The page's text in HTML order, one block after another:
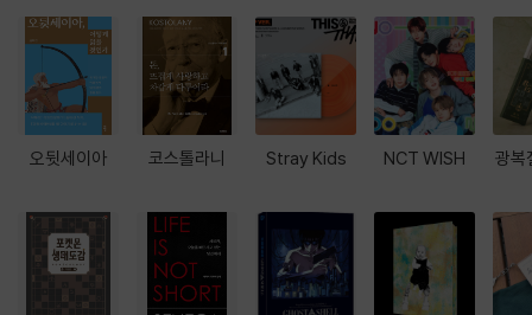
오뒷세이아 코스톨라니 Stray Kids NCT WISH 광복